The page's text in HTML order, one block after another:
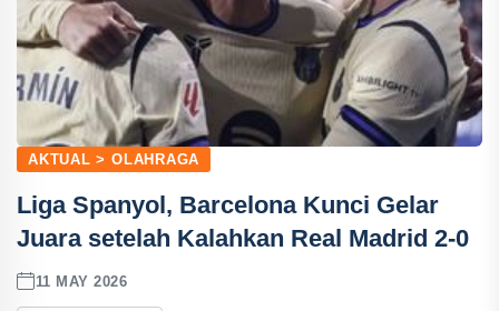
AKTUAL > OLAHRAGA
Liga Spanyol, Barcelona Kunci Gelar
Juara setelah Kalahkan Real Madrid 2-0
11 MAY 2026